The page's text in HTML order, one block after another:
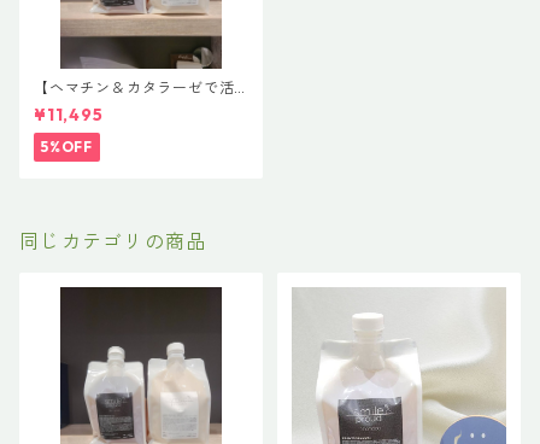
【ヘマチン＆カタラーゼで活
性酸素を除去】【白髪予防】
【リピータ様におすすめ】smi
le proud shampoo 1000ml
＆smileproud treatment10
¥11,495
5%OFF
同じカテゴリの商品